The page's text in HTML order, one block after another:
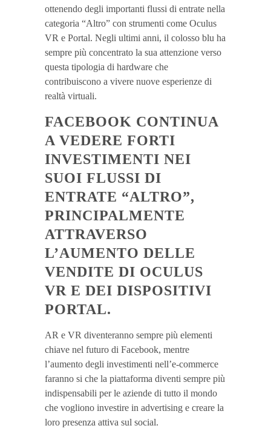
ottenendo degli importanti flussi di entrate nella
categoria “Altro” con strumenti come Oculus
VR e Portal. Negli ultimi anni, il colosso blu ha
sempre più concentrato la sua attenzione verso
questa tipologia di hardware che
contribuiscono a vivere nuove esperienze di
realtà virtuali.
FACEBOOK CONTINUA
A VEDERE FORTI
INVESTIMENTI NEI
SUOI FLUSSI DI
ENTRATE “ALTRO”,
PRINCIPALMENTE
ATTRAVERSO
L’AUMENTO DELLE
VENDITE DI OCULUS
VR E DEI DISPOSITIVI
PORTAL.
AR e VR diventeranno sempre più elementi
chiave nel futuro di Facebook, mentre
l’aumento degli investimenti nell’e-commerce
faranno si che la piattaforma diventi sempre più
indispensabili per le aziende di tutto il mondo
che vogliono investire in advertising e creare la
loro presenza attiva sul social.